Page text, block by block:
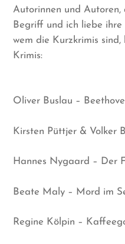
Autorinnen und
Begriff und ich liebe ihre
wem die Kurzkrimis
Krimis:
Oliver Buslau –
Kirsten Püttjer & Volker
Hannes Nygaard – Der
Beate Maly – Mord im
Regine Kölpin –